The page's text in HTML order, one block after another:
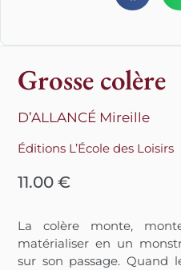
Grosse colère
D’ALLANCÉ Mireille
Éditions L’École des Loisirs
11.00€
La colère monte,
matérialiser en un
sur son passage. Quand